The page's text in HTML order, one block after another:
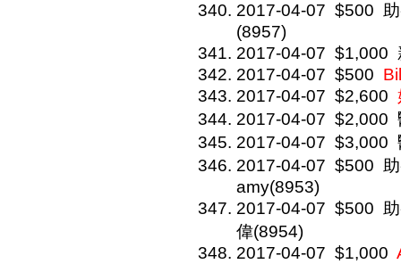
2017-04-07 $500
(8957)
2017-04-07 $1,000
2017-04-07 $500
2017-04-07 $2,600
2017-04-07 $2,000
2017-04-07 $3,000
2017-04-07 $500
amy(8953)
2017-04-07 $500
偉(8954)
2017-04-07 $1,000